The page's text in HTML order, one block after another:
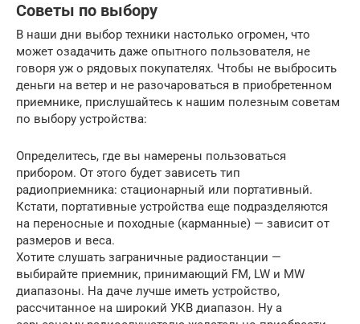
Советы по выбору
В наши дни выбор техники настолько огромен, что
может озадачить даже опытного пользователя, не
говоря уж о рядовых покупателях. Чтобы не выбросить
деньги на ветер и не разочароваться в приобретенном
приемнике, прислушайтесь к нашим полезным советам
по выбору устройства:
Определитесь, где вы намерены пользоваться
прибором. От этого будет зависеть тип
радиоприемника: стационарный или портативный.
Кстати, портативные устройства еще подразделяются
на переносные и походные (карманные) — зависит от
размеров и веса.
Хотите слушать заграничные радиостанции —
выбирайте приемник, принимающий FM, LW и MW
диапазоны. На даче лучше иметь устройство,
рассчитанное на широкий УКВ диапазон. Ну а